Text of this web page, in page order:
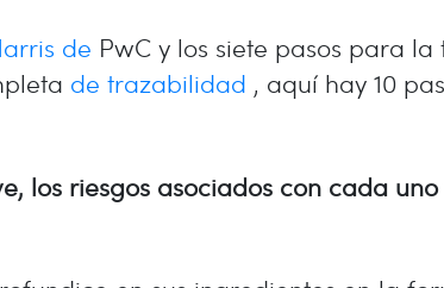
de PwC y los siete pasos para
de trazabilidad , aquí hay 10
los riesgos asociados con cada